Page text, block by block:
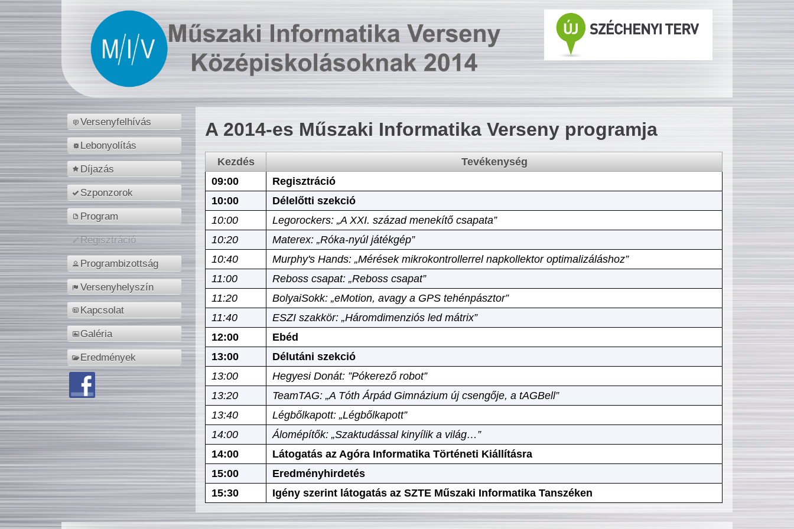
Versenyfelhívás
Lebonyolítás
Díjazás
Szponzorok
Program
Regisztráció
Programbizottság
Versenyhelyszín
Kapcsolat
Galéria
Eredmények
A 2014-es Műszaki Informatika Verseny programja
Kezdés
Tevékenység
09:00
Regisztráció
10:00
Délelőtti szekció
10:00
Legorockers: „A XXI. század menekítő csapata”
10:20
Materex: „Róka-nyúl játékgép”
10:40
Murphy's Hands: „Mérések mikrokontrollerrel napkollektor optimalizáláshoz”
11:00
Reboss csapat: „Reboss csapat”
11:20
BolyaiSokk: „eMotion, avagy a GPS tehénpásztor”
11:40
ESZI szakkör: „Háromdimenziós led mátrix”
12:00
Ebéd
13:00
Délutáni szekció
13:00
Hegyesi Donát: ”Pókerező robot”
13:20
TeamTAG: „A Tóth Árpád Gimnázium új csengője, a tAGBell”
13:40
Légbőlkapott: „Légbőlkapott”
14:00
Álomépítők: „Szaktudással kinyílik a világ…”
14:00
Látogatás az Agóra Informatika Történeti Kiállításra
15:00
Eredményhirdetés
15:30
Igény szerint látogatás az SZTE Műszaki Informatika Tanszéken